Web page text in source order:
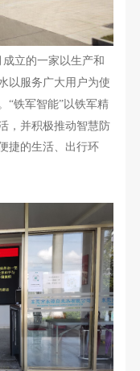
成立的一家以生产和
以服务广大用户为使
“铁军智能”以铁军精
，并积极推动智慧防
捷的生活、出行环